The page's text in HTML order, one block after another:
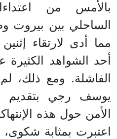
بالأمس من
الساحلي بين بيروت
مما أدى لارتقاء
أحد الشواهد
الفاشلة. ومع ذلك،
يوسف رجي
الأمن حول هذه
اعتبرت بمثابة